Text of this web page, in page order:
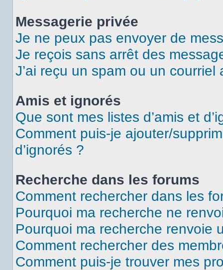
Messagerie privée
Je ne peux pas envoyer de
Je reçois sans arrêt des
J’ai reçu un spam ou un
Amis et ignorés
Que sont mes listes d’amis et
Comment puis-je ajouter/
d’ignorés ?
Recherche dans les forums
Comment rechercher dans les
Pourquoi ma recherche ne
Pourquoi ma recherche renvoie
Comment rechercher des
Comment puis-je trouver mes